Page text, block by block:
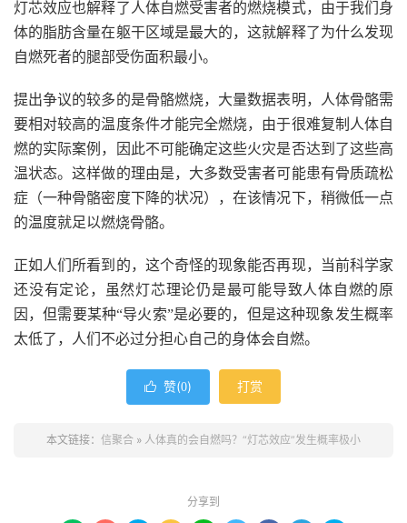
灯芯效应也解释了人体自燃受害者的燃烧模式，由于我们身
体的脂肪含量在躯干区域是最大的，这就解释了为什么发现
自燃死者的腿部受伤面积最小。
提出争议的较多的是骨骼燃烧，大量数据表明，人体骨骼需
要相对较高的温度条件才能完全燃烧，由于很难复制人体自
燃的实际案例，因此不可能确定这些火灾是否达到了这些高
温状态。这样做的理由是，大多数受害者可能患有骨质疏松
症（一种骨骼密度下降的状况），在该情况下，稍微低一点
的温度就足以燃烧骨骼。
正如人们所看到的，这个奇怪的现象能否再现，当前科学家
还没有定论，虽然灯芯理论仍是最可能导致人体自燃的原
因，但需要某种“导火索”是必要的，但是这种现象发生概率
太低了，人们不必过分担心自己的身体会自燃。
 赞(0) 打赏
本文链接： 信聚合 » 人体真的会自燃吗？“灯芯效应”发生概率极小
分享到